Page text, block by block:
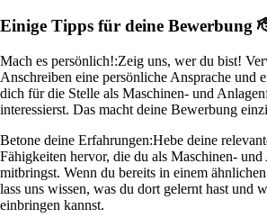
Einige Tipps für deine Bewerbung
Mach es persönlich!:Zeig uns, wer du bist!
Anschreiben eine persönliche Ansprache und
dich für die Stelle als Maschinen- und
interessierst. Das macht deine Bewerbung
Betone deine Erfahrungen:Hebe deine
Fähigkeiten hervor, die du als Maschinen-
mitbringst. Wenn du bereits in einem
lass uns wissen, was du dort gelernt hast und
einbringen kannst.